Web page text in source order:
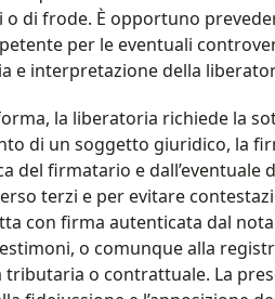
di frode. È opportuno
per le eventuali
e interpretazione della
la liberatoria richiede la
di un soggetto giuridico, la
del firmatario e
terzi e per evitare
con firma autenticata dal
o comunque alla
tributaria o contrattuale. La